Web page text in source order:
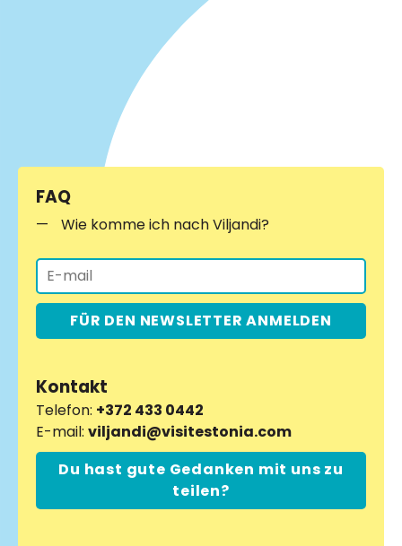
FAQ
Wie komme ich nach Viljandi?
FÜR DEN NEWSLETTER ANMELDEN
Kontakt
Telefon: +372 433 0442
E-mail: viljandi@visitestonia.com
Du hast gute Gedanken mit uns zu
teilen?